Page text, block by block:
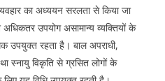
व्यवहार का अध्ययन सरलता से किया जा
उपयोग असामान्य व्यक्तियों के
उपयुक्त रहता है। बाल अपराधी,
स्नायु विकृति से ग्रसित लोगों के